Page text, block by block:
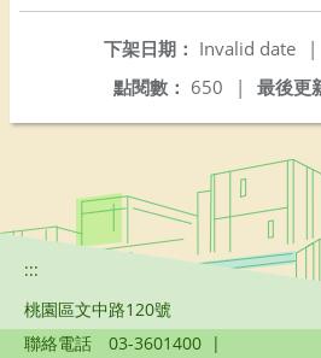
下架日期： Invalid date
|
最後更
點閱數： 650 |
:::
桃園區文中路120號
聯絡電話
03-3601400 |